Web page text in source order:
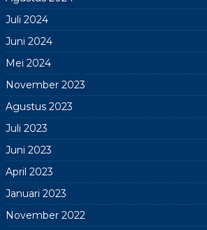
Juli 2024
Juni 2024
Mei 2024
November 2023
Agustus 2023
Juli 2023
Juni 2023
April 2023
Januari 2023
November 2022